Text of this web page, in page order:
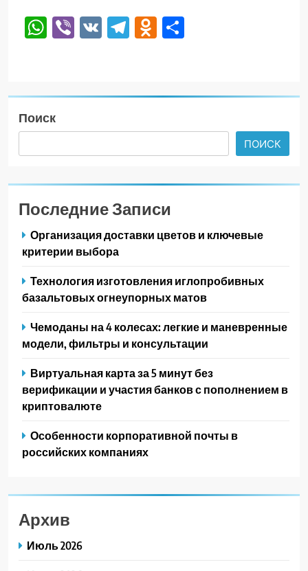
WhatsApp
Viber
VK TelegramOdnoklassniki
Поиск
ПОИСК
Последние Записи
Организация доставки цветов и ключевые
критерии выбора
Технология изготовления иглопробивных
базальтовых огнеупорных матов
Чемоданы на 4 колесах: легкие и маневренные
модели, фильтры и консультации
Виртуальная карта за 5 минут без
верификации и участия банков с пополнением в
криптовалюте
Особенности корпоративной почты в
российских компаниях
Архив
Июль 2026